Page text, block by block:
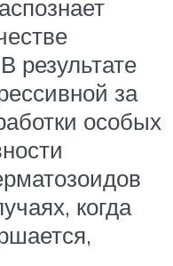
результате
за
особых
когда